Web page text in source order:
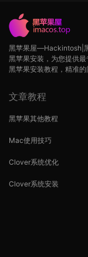
黑苹果屋—Hackintosh|
黑苹果安装，为您提供
黑苹果安装教程，精准
文章教程
黑苹果其他教程
Mac使用技巧
Clover系统优化
Clover系统安装